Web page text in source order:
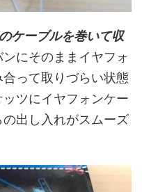
ケーブルを巻いて収
にそのままイヤフォ
って取りづらい状態
ツにイヤフォンケー
出し入れがスムーズ